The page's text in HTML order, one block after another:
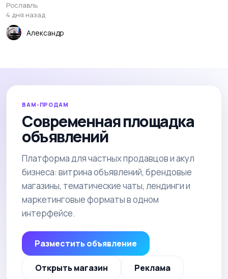
Рославль
4 дня назад
Александр
ВАМ-ПРОДАМ
Современная площадка
объявлений
Платформа для частных продавцов и акул
бизнеса: витрина объявлений, брендовые
магазины, тематические чаты, лендинги и
маркетинговые форматы в одном
интерфейсе.
Разместить объявление
Открыть магазин Реклама